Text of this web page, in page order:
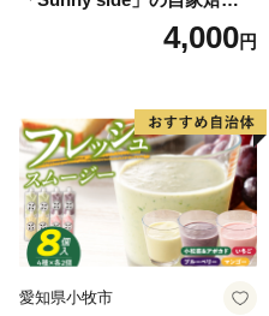
琲ストロングブレンド（100
4,000円
愛知県小牧市